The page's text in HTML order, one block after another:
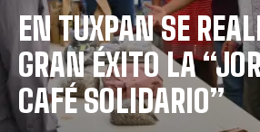
EN TUXPAN SE
GRAN ÉXITO LA
CAFÉ SOLIDARIO”